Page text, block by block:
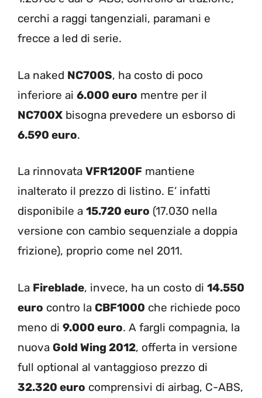
cerchi a raggi tangenziali, paramani e
frecce a led di serie.
La naked NC700S, ha costo di poco
inferiore ai 6.000 euro mentre per il
NC700X bisogna prevedere un esborso di
6.590 euro.
La rinnovata VFR1200F mantiene
inalterato il prezzo di listino. E’ infatti
disponibile a 15.720 euro (17.030 nella
versione con cambio sequenziale a doppia
frizione), proprio come nel 2011.
La Fireblade, invece, ha un costo di 14.550
euro contro la CBF1000 che richiede poco
meno di 9.000 euro. A fargli compagnia, la
nuova Gold Wing 2012, offerta in versione
full optional al vantaggioso prezzo di
32.320 euro comprensivi di airbag, C-ABS,